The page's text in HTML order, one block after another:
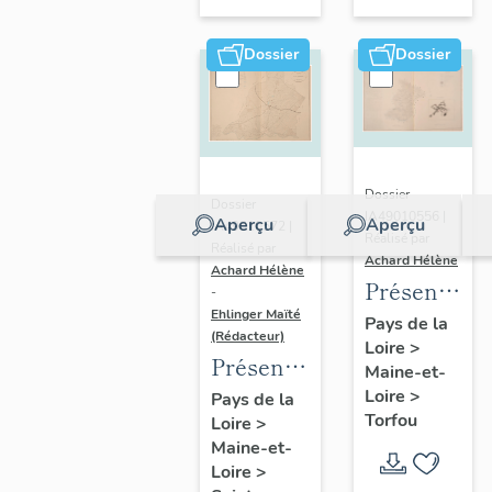
sur-
Moine
Dossier
Aperçu
IA49010572 |
Achard Hélène
-
Ehlinger Maïté
(Rédacteur)
Présentation
du
patrimoine
industriel
Pays de la
Loire >
Maine-et-
Loire >
Dossier
Aperçu
Dossier
IA49010556 |
Réalisé par
Achard Hélène
du
patrimoine
industriel
de la
commune
de
Pays de la
Loire >
Maine-et-
Loire >
Torfou